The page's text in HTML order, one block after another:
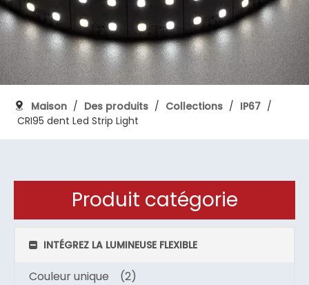
Soutien
Télécharger
Blog
Contact
Italiano
日本語
한국어
Nederlands
Maison / Des produits / Collections / IP67 /
CRI95 dent Led Strip Light
Produit catégorie
INTÉGREZ LA LUMINEUSE FLEXIBLE
Couleur unique
(2)